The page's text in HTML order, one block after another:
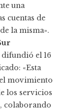
una
cuentas de
la misma».
el 16
«Esta
movimiento
los servicios
colaborando